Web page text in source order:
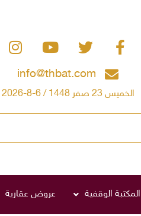
info@thbat.com
الخميس 23 صفر 1448 / 6-8-2026
المكتبة الوقفية عروض عقارية